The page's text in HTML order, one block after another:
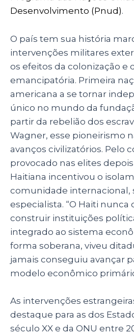
Desenvolvimento (Pnud).
O país tem sua história
intervenções militares
os efeitos da colonização e
emancipatória. Primeira
americana a se tornar
único no mundo da
partir da rebelião dos
Wagner, esse pioneirismo
avanços civilizatórios. Pelo
provocado nas elites
Haitiana incentivou o
comunidade internacional,
especialista. “O Haiti nunca
construir instituições
integrado ao sistema
forma soberana, viveu
jamais conseguiu avançar
modelo econômico
As intervenções
destaque para as dos
século XX e da ONU entre